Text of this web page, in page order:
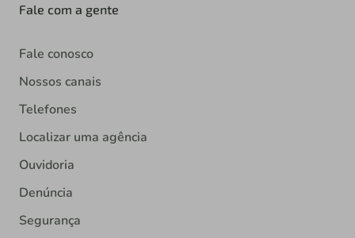
Fale com a gente
Fale conosco
Nossos canais
Telefones
Localizar uma agência
Ouvidoria
Denúncia
Segurança